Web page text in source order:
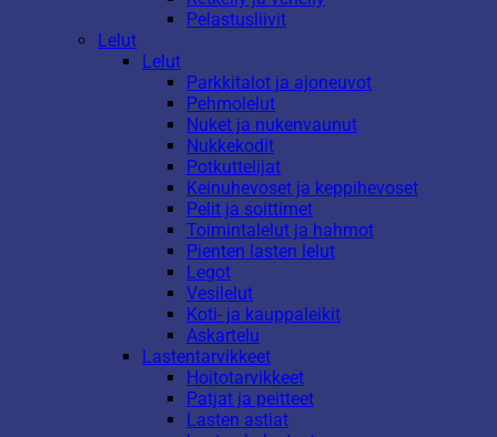
Pelastusliivit
Lelut
Lelut
Parkkitalot ja ajoneuvot
Pehmolelut
Nuket ja nukenvaunut
Nukkekodit
Potkuttelijat
Keinuhevoset ja keppihevoset
Pelit ja soittimet
Toimintalelut ja hahmot
Pienten lasten lelut
Legot
Vesilelut
Koti- ja kauppaleikit
Askartelu
Lastentarvikkeet
Hoitotarvikkeet
Patjat ja peitteet
Lasten astiat